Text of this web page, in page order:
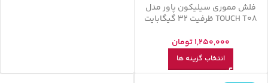
فلش مموری سیلیکون پاور مدل
TOUCH T08 ظرفیت 32 گیگابایت
1,250,000تومان
انتخاب گزینه ها